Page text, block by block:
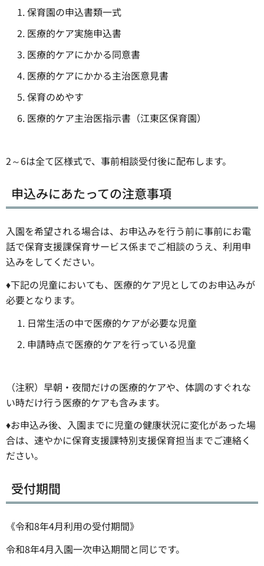
保育園の申込書類一式
医療的ケア実施申込書
医療的ケアにかかる同意書
医療的ケアにかかる主治医意見書
保育のめやす
医療的ケア主治医指示書（江東区保育園）
2～6は全て区様式で、事前相談受付後に配布します。
申込みにあたっての注意事項
入園を希望される場合は、お申込みを行う前に事前にお電
話で保育支援課保育サービス係までご相談のうえ、利用申
込みをしてください。
♦下記の児童においても、医療的ケア児としてのお申込みが
必要となります。
日常生活の中で医療的ケアが必要な児童
申請時点で医療的ケアを行っている児童
（注釈）早朝・夜間だけの医療的ケアや、体調のすぐれな
い時だけ行う医療的ケアも含みます。
♦お申込み後、入園までに児童の健康状況に変化があった場
合は、速やかに保育支援課特別支援保育担当までご連絡く
ださい。
受付期間
《令和8年4月利用の受付期間》
令和8年4月入園一次申込期間と同じです。